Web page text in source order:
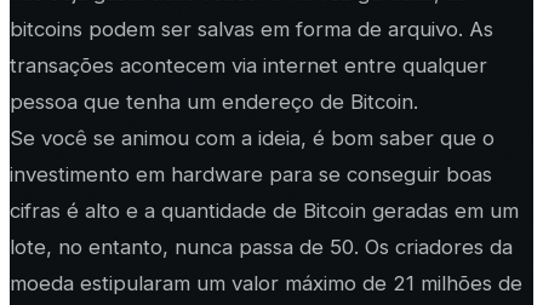
bitcoins podem ser salvas em forma de arquivo. As
transações acontecem via internet entre qualquer
pessoa que tenha um endereço de Bitcoin.
Se você se animou com a ideia, é bom saber que o
investimento em hardware para se conseguir boas
cifras é alto e a quantidade de Bitcoin geradas em um
lote, no entanto, nunca passa de 50. Os criadores da
moeda estipularam um valor máximo de 21 milhões de